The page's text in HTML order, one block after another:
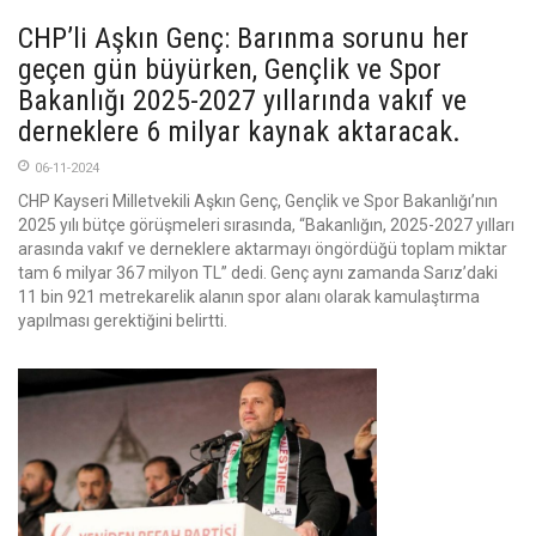
CHP’li Aşkın Genç: Barınma sorunu her
geçen gün büyürken, Gençlik ve Spor
Bakanlığı 2025-2027 yıllarında vakıf ve
derneklere 6 milyar kaynak aktaracak.
06-11-2024
CHP Kayseri Milletvekili Aşkın Genç, Gençlik ve Spor Bakanlığı’nın
2025 yılı bütçe görüşmeleri sırasında, “Bakanlığın, 2025-2027 yılları
arasında vakıf ve derneklere aktarmayı öngördüğü toplam miktar
tam 6 milyar 367 milyon TL” dedi. Genç aynı zamanda Sarız’daki
11 bin 921 metrekarelik alanın spor alanı olarak kamulaştırma
yapılması gerektiğini belirtti.